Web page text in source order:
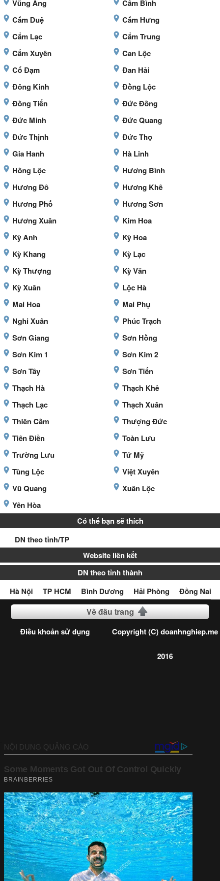
Vũng Áng
Cẩm Bình
Cẩm Duệ
Cẩm Hưng
Cẩm Lạc
Cẩm Trung
Cẩm Xuyên
Can Lộc
Cổ Đạm
Đan Hải
Đông Kinh
Đồng Lộc
Đồng Tiến
Đức Đồng
Đức Minh
Đức Quang
Đức Thịnh
Đức Thọ
Gia Hanh
Hà Linh
Hồng Lộc
Hương Bình
Hương Đô
Hương Khê
Hương Phố
Hương Sơn
Hương Xuân
Kim Hoa
Kỳ Anh
Kỳ Hoa
Kỳ Khang
Kỳ Lạc
Kỳ Thượng
Kỳ Văn
Kỳ Xuân
Lộc Hà
Mai Hoa
Mai Phụ
Nghi Xuân
Phúc Trạch
Sơn Giang
Sơn Hồng
Sơn Kim 1
Sơn Kim 2
Sơn Tây
Sơn Tiến
Thạch Hà
Thạch Khê
Thạch Lạc
Thạch Xuân
Thiên Cầm
Thượng Đức
Tiên Điền
Toàn Lưu
Trường Lưu
Tứ Mỹ
Tùng Lộc
Việt Xuyên
Vũ Quang
Xuân Lộc
Yên Hòa
Có thể bạn sẽ thích
DN theo tỉnh/TP
Website liên kết
DN theo tỉnh thành
Hà Nội
TP HCM Bình Dương Hải Phòng Đồng Nai
Về đầu trang
Điều khoản sử dụng Copyright (C) doanhnghiep.me
2016